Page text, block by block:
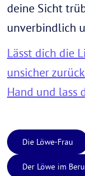
deine Sicht
unverbindlich
Lässt dich die
unsicher
Hand und lass
Die Löwe-Frau
Der Löwe im